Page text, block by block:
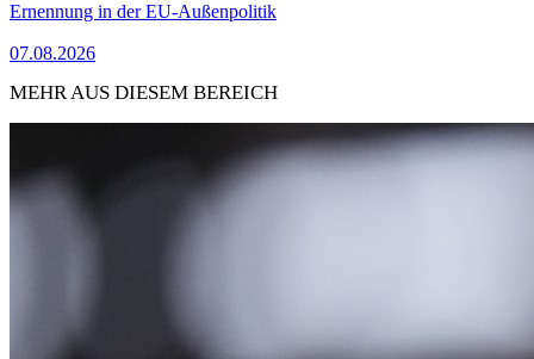
Ernennung in der EU-Außenpolitik
07.08.2026
MEHR AUS DIESEM BEREICH